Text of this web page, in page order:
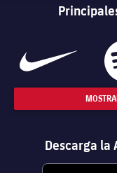
Descarga la